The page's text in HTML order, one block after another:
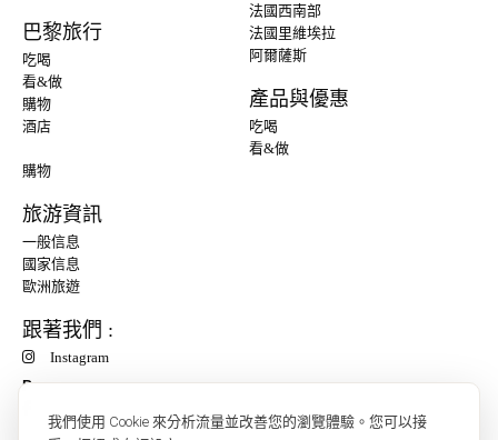
我們使用 Cookie 來分析流量並改善您的瀏覽體驗。您可以接
巴黎旅行
吃喝
看&做
購物
酒店
法國西南部
法國里維埃拉
阿爾薩斯
產品與優惠
吃喝
看&做
購物
旅游資訊
一般信息
國家信息
歐洲旅遊
跟著我們 :
Instagram
P